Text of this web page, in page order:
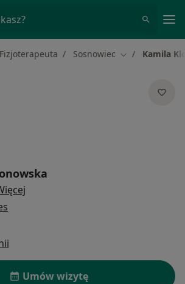
Fizjoterapeuta Sosnowiec Zmień miasto
Kamila
Umów wizytę